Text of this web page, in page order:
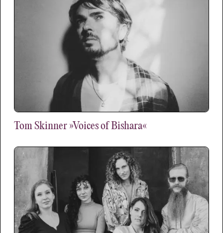
Tom Skinner »Voices of Bishara«